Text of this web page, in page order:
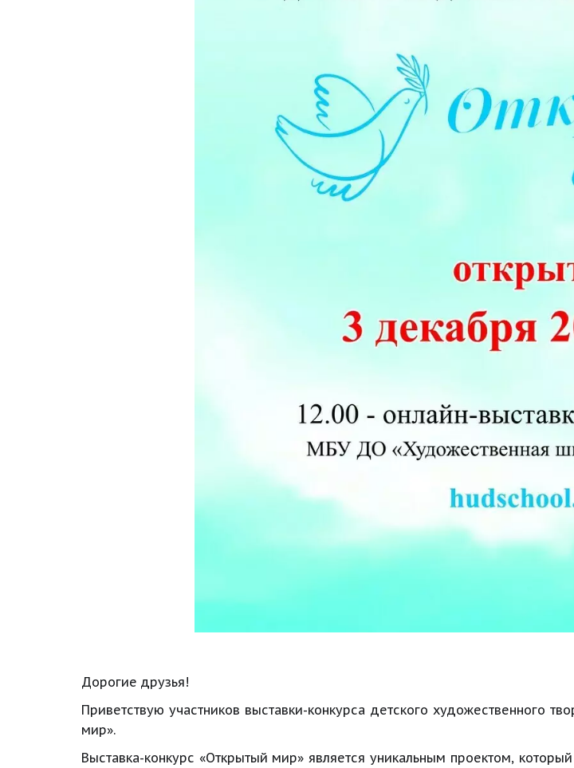
Дорогие друзья!
Приветствую участников выставки-конкурса детского художественного
мир».
Выставка-конкурс «Открытый мир» является уникальным проектом,